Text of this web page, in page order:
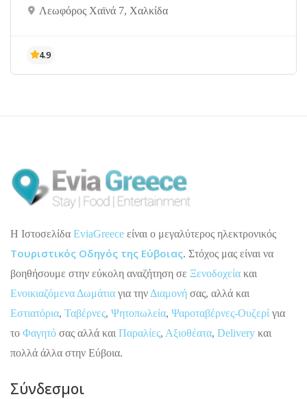
Λεωφόρος Χαϊνά 7, Χαλκίδα
H Ιστοσελίδα EviaGreece είναι ο μεγαλύτερος ηλεκτρονικός
Τουριστικός Οδηγός της Εύβοιας. Στόχος μας είναι να
βοηθήσουμε στην εύκολη αναζήτηση σε Ξενοδοχεία και
Ενοικιαζόμενα Δωμάτια για την Διαμονή σας, αλλά και
Εστιατόρια, Ταβέρνες, Ψητοπωλεία, Ψαροταβέρνες-Ουζερί για
το Φαγητό σας αλλά και Παραλίες, Αξιοθέατα, Delivery και
πολλά άλλα στην Εύβοια.
Σύνδεσμοι